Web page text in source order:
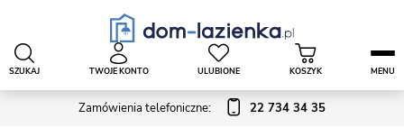
Zamówienia telefoniczne: 22 734 34 35
SZUKAJ TWOJE KONTO ULUBIONE KOSZYK MENU